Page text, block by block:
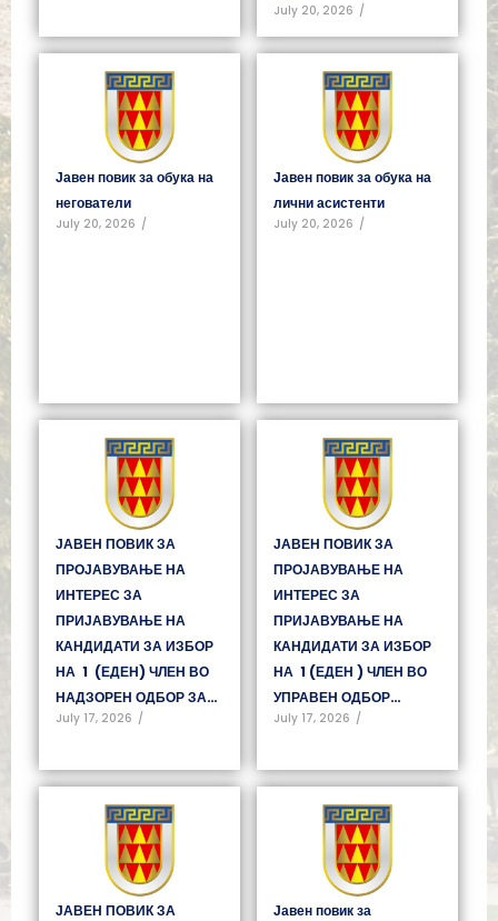
July 20, 2026 /
Јавен повик за обука на
негователи
July 20, 2026 /
Јавен повик за обука на
лични асистенти
July 20, 2026 /
ЈАВЕН ПОВИК ЗА
ПРОЈАВУВАЊЕ НА
ИНТЕРЕС ЗА
ПРИЈАВУВАЊЕ НА
КАНДИДАТИ ЗА ИЗБОР
НА 1 (ЕДЕН) ЧЛЕН ВО
НАДЗОРЕН ОДБОР ЗА…
July 17, 2026 /
ЈАВЕН ПОВИК ЗА
ПРОЈАВУВАЊЕ НА
ИНТЕРЕС ЗА
ПРИЈАВУВАЊЕ НА
КАНДИДАТИ ЗА ИЗБОР
НА 1 (ЕДЕН ) ЧЛЕН ВО
УПРАВЕН ОДБОР…
July 17, 2026 /
ЈАВЕН ПОВИК ЗА
Јавен повик за